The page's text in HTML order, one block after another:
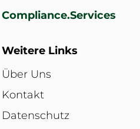
Compliance.Services
Weitere Links
Über Uns
Kontakt
Datenschutz